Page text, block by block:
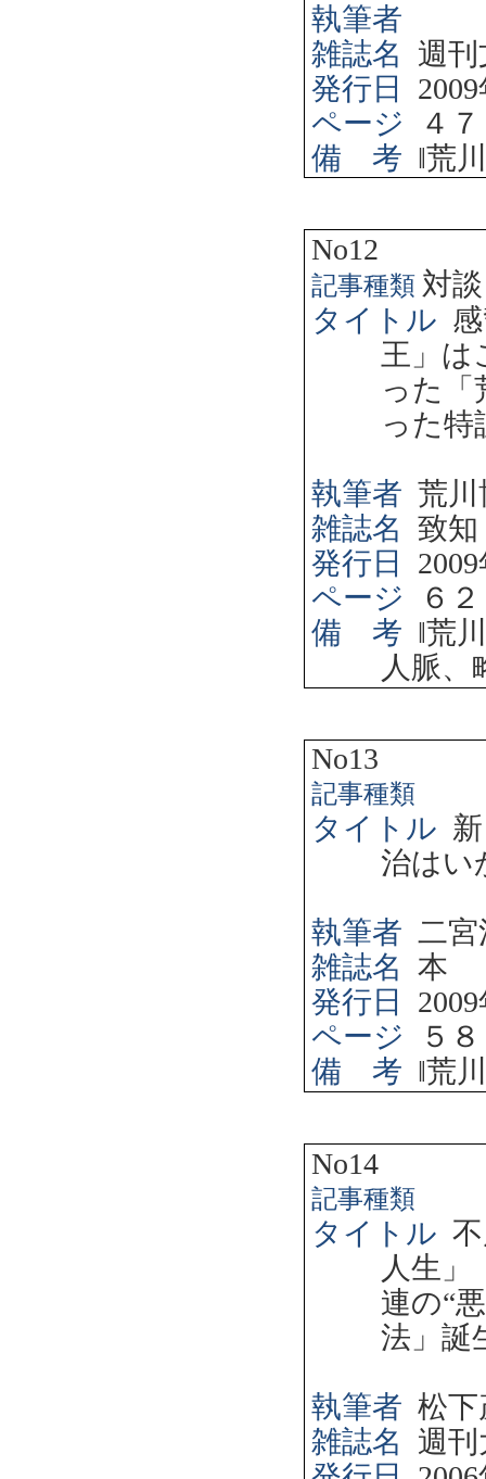
執筆者
雑誌名
週刊
発行日
2009
ページ
４
備 考 ‖荒
No12
記事種類 対談
タイトル
王」
った「
った
執筆者 荒川
雑誌名 致知
発行日
2009
ページ
６
備 考 ‖荒
人脈、
No13
記事種類
タイトル
治はい
執筆者 二宮
雑誌名 本
発行日
2009
ページ
５
備 考 ‖荒
No14
記事種類
タイトル
人生
連の“
法」誕
執筆者 松下
雑誌名
週刊